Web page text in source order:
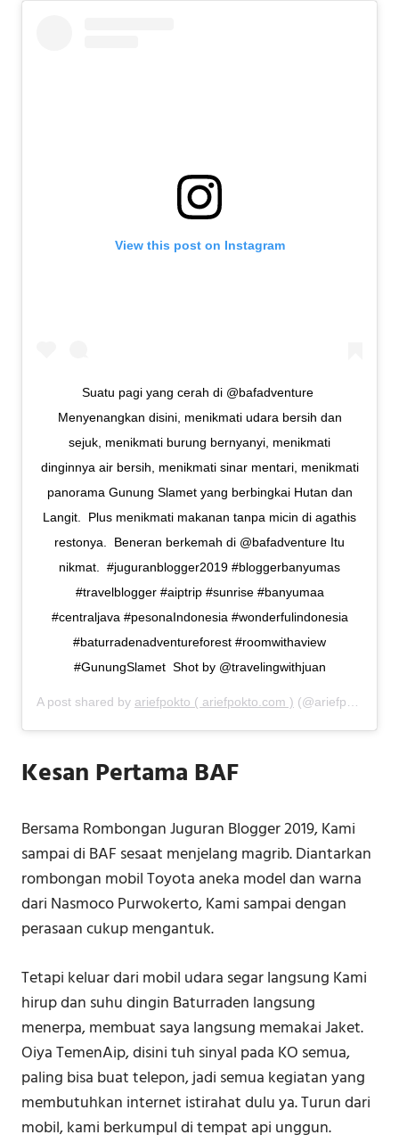
View this post on Instagram
Suatu pagi yang cerah di @bafadventure⁣ ⁣
Menyenangkan disini, menikmati udara bersih dan
sejuk, menikmati burung bernyanyi, menikmati
dinginnya air bersih, menikmati sinar mentari, menikmati
panorama Gunung Slamet yang berbingkai Hutan dan
Langit.⁣ ⁣ Plus menikmati makanan tanpa micin di agathis
restonya.⁣ ⁣ Beneran berkemah di @bafadventure⁣ Itu
nikmat.⁣ ⁣ #juguranblogger2019 #bloggerbanyumas
#travelblogger #aiptrip #sunrise #banyumaa
#centraljava #pesonaIndonesia #wonderfulindonesia
#baturradenadventureforest #roomwithaview
#GunungSlamet ⁣ Shot by @travelingwithjuan
A post shared by ariefpokto ( ariefpokto.com ) (@ariefpokto) on
Kesan Pertama BAF
Bersama Rombongan Juguran Blogger 2019, Kami
sampai di BAF sesaat menjelang magrib. Diantarkan
rombongan mobil Toyota aneka model dan warna
dari Nasmoco Purwokerto, Kami sampai dengan
perasaan cukup mengantuk.
Tetapi keluar dari mobil udara segar langsung Kami
hirup dan suhu dingin Baturraden langsung
menerpa, membuat saya langsung memakai Jaket.
Oiya TemenAip, disini tuh sinyal pada KO semua,
paling bisa buat telepon, jadi semua kegiatan yang
membutuhkan internet istirahat dulu ya. Turun dari
mobil, kami berkumpul di tempat api unggun.